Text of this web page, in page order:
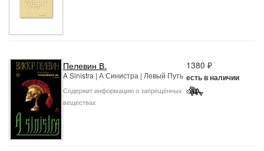
Пелевин В.
A Sinistra | А Синистра | Левый Путь
Содержит информацию о запрещённых
веществах
1380 ₽
есть в наличии